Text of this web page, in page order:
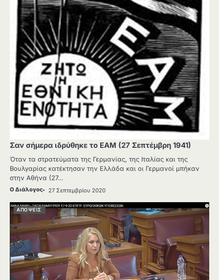
Σαν σήμερα ιδρύθηκε το ΕΑΜ (27 Σεπτέμβρη 1941)
Όταν τα στρατεύματα της Γερμανίας, της Ιταλίας και της
Βουλγαρίας κατέκτησαν την Ελλάδα και οι Γερμανοί μπήκαν
στην Αθήνα (27…
Ο Διάλογος 27 Σεπτεμβρίου 2020
ΑΠΟΨΕΙΣ